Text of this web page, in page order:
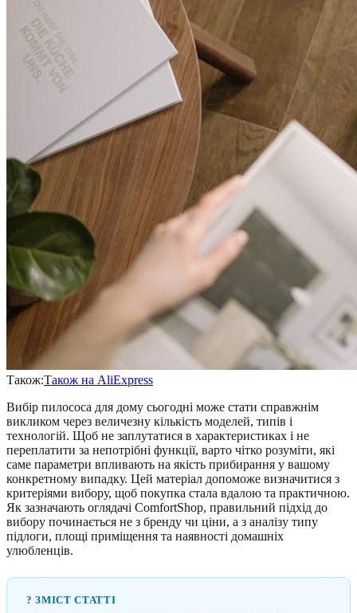
Також:Також на AliExpress
Вибір пилососа для дому сьогодні може стати справжнім
викликом через величезну кількість моделей, типів і
технологій. Щоб не заплутатися в характеристиках і не
переплатити за непотрібні функції, варто чітко розуміти, які
саме параметри впливають на якість прибирання у вашому
конкретному випадку. Цей матеріал допоможе визначитися з
критеріями вибору, щоб покупка стала вдалою та практичною.
Як зазначають оглядачі ComfortShop, правильний підхід до
вибору починається не з бренду чи ціни, а з аналізу типу
підлоги, площі приміщення та наявності домашніх
улюбленців.
? ЗМІСТ СТАТТІ